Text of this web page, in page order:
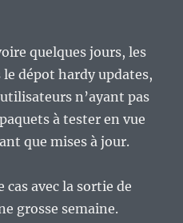
quelques jours, les
dépot hardy updates,
n’ayant pas
à tester en vue
que mises à jour.
cas avec la sortie de
grosse semaine.